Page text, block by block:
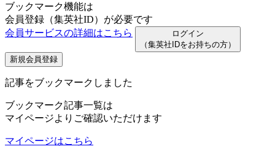
ブックマーク機能は
会員登録（集英社ID）が必要です
会員サービスの詳細はこちら
ログイン
（集英社IDをお持ちの方）
新規会員登録
記事をブックマークしました
ブックマーク記事一覧は
マイページよりご確認いただけます
マイページはこちら